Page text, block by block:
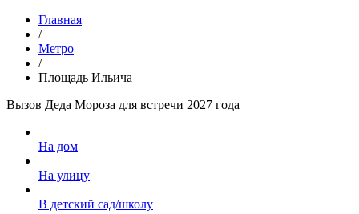
Главная
/
Метро
/
Площадь Ильича
Вызов Дeда Мороза для встречи 2027 года
На дом
На улицу
В детский сад/школу